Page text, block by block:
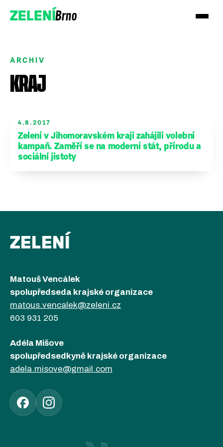
ZELENÍBrno
Podpořte nás darem
ARCHIV
KRAJ
4.8.2017
Zelení v Jihomoravském kraji zahájili volební
kampaň. Zaměří se na moderní stát, přírodu a
sociální jistoty
ZELENÍ
Matouš Vencálek
spolupředseda krajské organizace
matous.vencalek@zeleni.cz
603 931 205
Adéla Mišove
spolupředsedkyně krajské organizace
adela.misove@gmail.com